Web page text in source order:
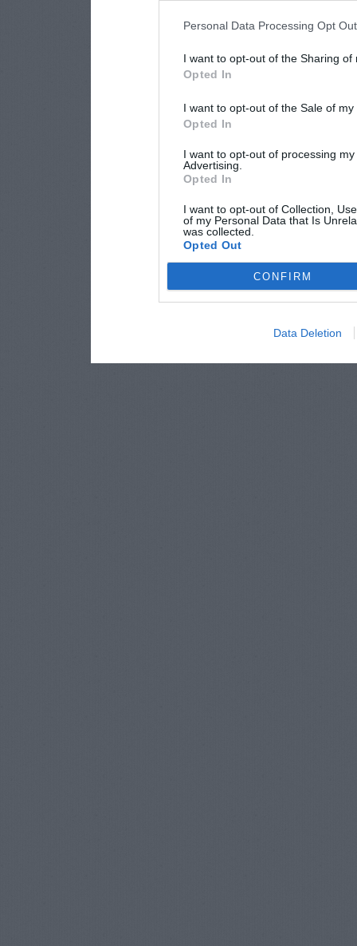
Personal Data Processing Opt
I want to opt-out of the Sharing of
Opted In
I want to opt-out of the Sale of
Opted In
I want to opt-out of processing
Advertising.
Opted In
I want to opt-out of Collection,
of my Personal Data that Is
was collected.
Opted Out
CONFIRM
Data Deletion